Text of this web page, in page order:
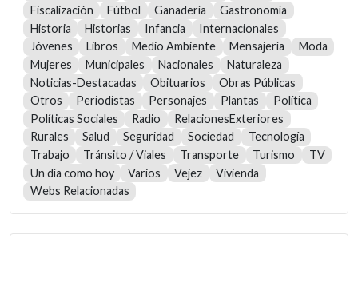
Fiscalización
Fútbol Ganadería
Gastronomía
Historia
Historias Infancia
Internacionales
Jóvenes
Libros Medio Ambiente Mensajería
Moda
Mujeres
Municipales Nacionales
Naturaleza
Noticias-Destacadas
Obituarios
Obras Públicas
Otros
Periodistas Personajes Plantas
Política
Políticas Sociales
Radio
RelacionesExteriores
Rurales
Salud Seguridad Sociedad
Tecnología
Trabajo
Tránsito / Viales Transporte Turismo
TV
Un día como hoy
Varios Vejez
Vivienda
Webs Relacionadas